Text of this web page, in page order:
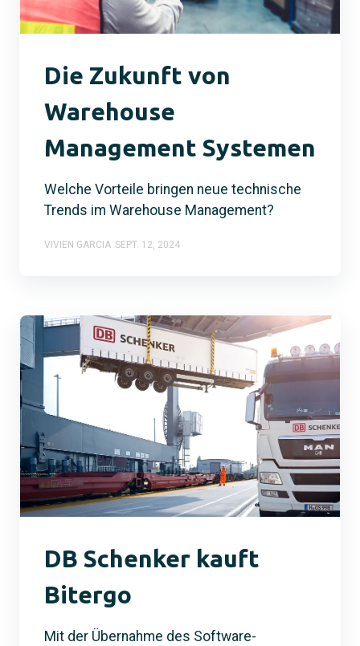
Die Zukunft von
Warehouse
Management Systemen
Welche Vorteile bringen neue technische
Trends im Warehouse Management?
VIVIEN GARCIA SEPT. 12, 2024
DB Schenker kauft
Bitergo
Mit der Übernahme des Software-